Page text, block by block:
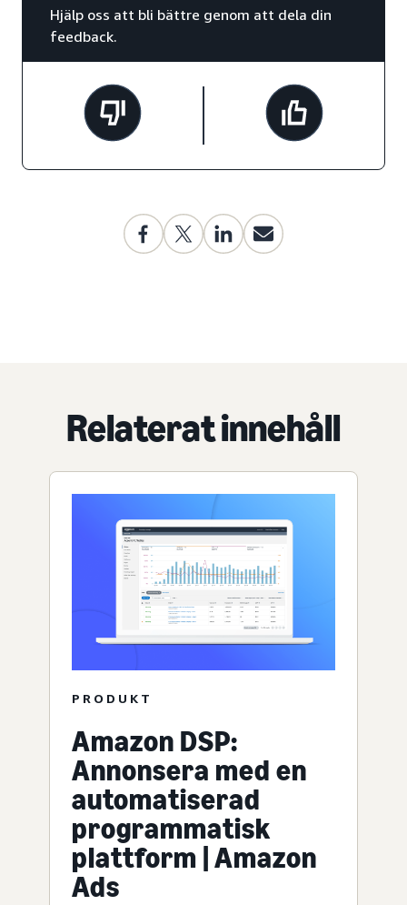
Hjälp oss att bli bättre genom att dela din
feedback.
Relaterat innehåll
PRODUKT
Amazon DSP:
Annonsera med en
automatiserad
programmatisk
plattform | Amazon
Ads